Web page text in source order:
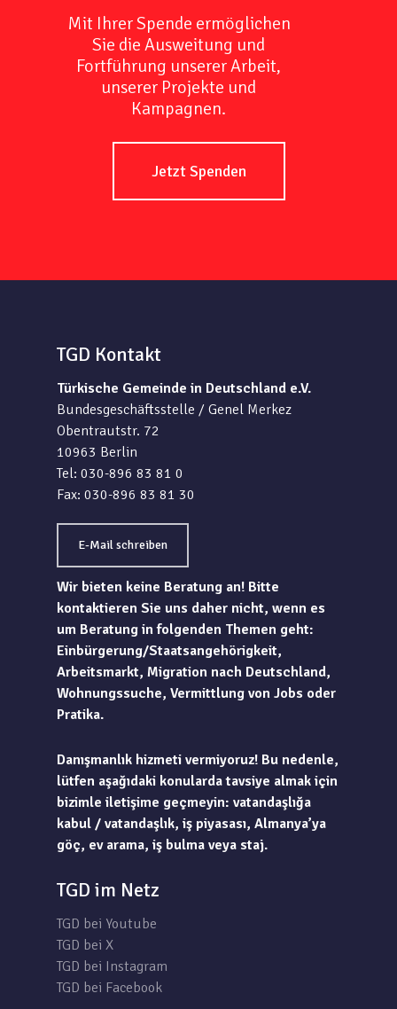
Mit Ihrer Spende ermöglichen
Sie die Ausweitung und
Fortführung unserer Arbeit,
unserer Projekte und
Kampagnen.
Jetzt Spenden
TGD Kontakt
Türkische Gemeinde in Deutschland e.V.
Bundesgeschäftsstelle / Genel Merkez
Obentrautstr. 72
10963 Berlin
Tel: 030-896 83 81 0
Fax: 030-896 83 81 30
E-Mail schreiben
Wir bieten keine Beratung an! Bitte
kontaktieren Sie uns daher nicht, wenn es
um Beratung in folgenden Themen geht:
Einbürgerung/Staatsangehörigkeit,
Arbeitsmarkt, Migration nach Deutschland,
Wohnungssuche, Vermittlung von Jobs oder
Pratika.
Danışmanlık hizmeti vermiyoruz! Bu nedenle,
lütfen aşağıdaki konularda tavsiye almak için
bizimle iletişime geçmeyin: vatandaşlığa
kabul / vatandaşlık, iş piyasası, Almanya’ya
göç, ev arama, iş bulma veya staj.
TGD im Netz
TGD bei Youtube
TGD bei X
TGD bei Instagram
TGD bei Facebook